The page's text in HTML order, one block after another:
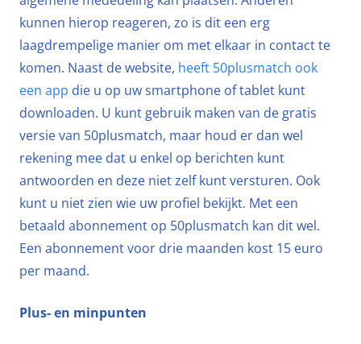
kunnen hierop reageren, zo is dit een erg
laagdrempelige manier om met elkaar in contact te
komen. Naast de website, heeft 50plusmatch ook
een app die u op uw smartphone of tablet kunt
downloaden. U kunt gebruik maken van de gratis
versie van 50plusmatch, maar houd er dan wel
rekening mee dat u enkel op berichten kunt
antwoorden en deze niet zelf kunt versturen. Ook
kunt u niet zien wie uw profiel bekijkt. Met een
betaald abonnement op 50plusmatch kan dit wel.
Een abonnement voor drie maanden kost 15 euro
per maand.
Plus- en minpunten